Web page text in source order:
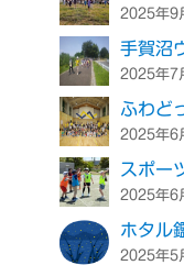
2025年9
手賀沼
2025年7
ふわど
2025年6
スポー
2025年6
ホタル
2025年5